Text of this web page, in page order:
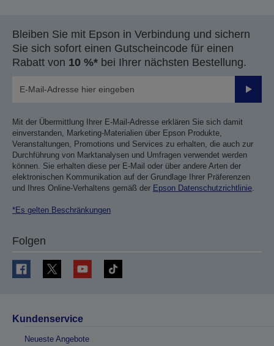
Bleiben Sie mit Epson in Verbindung und sichern
Sie sich sofort einen Gutscheincode für einen
Rabatt von 10 %* bei Ihrer nächsten Bestellung.
Mit der Übermittlung Ihrer E-Mail-Adresse erklären Sie sich damit
einverstanden, Marketing-Materialien über Epson Produkte,
Veranstaltungen, Promotions und Services zu erhalten, die auch zur
Durchführung von Marktanalysen und Umfragen verwendet werden
können. Sie erhalten diese per E-Mail oder über andere Arten der
elektronischen Kommunikation auf der Grundlage Ihrer Präferenzen
und Ihres Online-Verhaltens gemäß der Epson Datenschutzrichtlinie.
*Es gelten Beschränkungen
Folgen
Kundenservice
Neueste Angebote